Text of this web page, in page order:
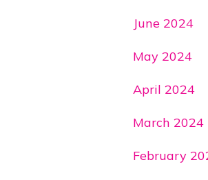
June 2024
May 2024
April 2024
March 2024
February